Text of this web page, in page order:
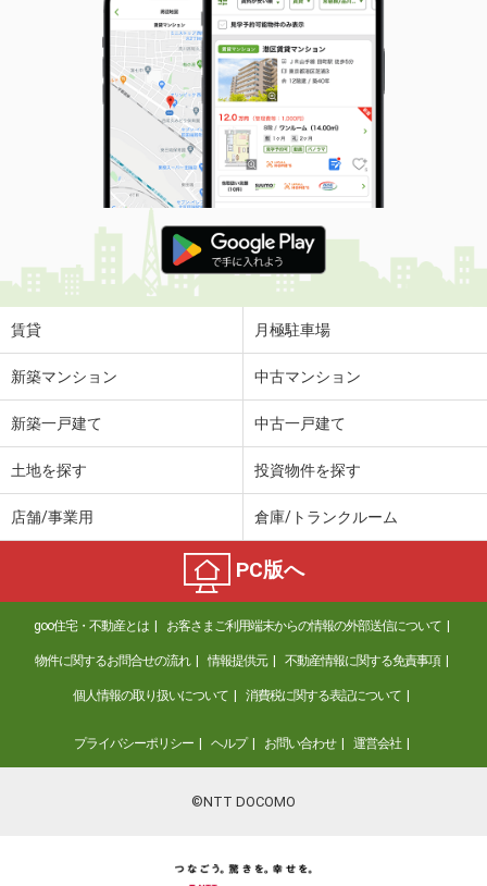
栃木県宇都宮市ゆいの杜４
価 格
3,580万円
住 所
栃木県宇都宮市ゆいの杜４
建物面積 137m²
土地面積 247.42m²
栃木県宇都宮市西川田町
価 格
3,680万円
住 所
栃木県宇都宮市西川田町
建物面積
148.09m²
栃木県小山市駅南町５丁目
2,280万円
174.58m²
2,298万円
住 所
栃木県足利市鹿島町
建物面積 172.24m²
土地面積
407.92m²
栃木県小山市大字出井
価 格
2,000万円
住 所
栃木県小山市大字出井
126.1m²
賃貸 月極駐車場
新築マンション 中古マンション
新築一戸建て 中古一戸建て
土地を探す 投資物件を探す
店舗/事業用 倉庫/トランクルーム
PC版へ
goo住宅・不動産とは お客さまご利用端末からの情報の外部送信について
物件に関するお問合せの流れ 情報提供元 不動産情報に関する免責事項
個人情報の取り扱いについて 消費税に関する表記について
プライバシーポリシー ヘルプ お問い合わせ 運営会社
©NTT DOCOMO